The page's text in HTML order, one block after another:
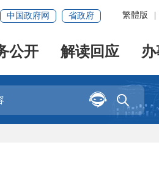
繁體版
中国政府网 省政府
公开 解读回应

